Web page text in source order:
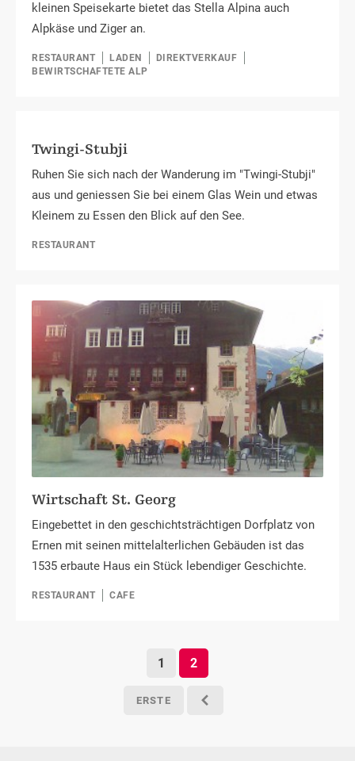
kleinen Speisekarte bietet das Stella Alpina auch
Alpkäse und Ziger an.
RESTAURANT LADEN
DIREKTVERKAUF
BEWIRTSCHAFTETE ALP
Twingi-Stubji
Ruhen Sie sich nach der Wanderung im "Twingi-Stubji"
aus und geniessen Sie bei einem Glas Wein und etwas
Kleinem zu Essen den Blick auf den See.
RESTAURANT
Wirtschaft St. Georg
Eingebettet in den geschichtsträchtigen Dorfplatz von
Ernen mit seinen mittelalterlichen Gebäuden ist das
1535 erbaute Haus ein Stück lebendiger Geschichte.
RESTAURANT CAFE
ERSTE o
1 2